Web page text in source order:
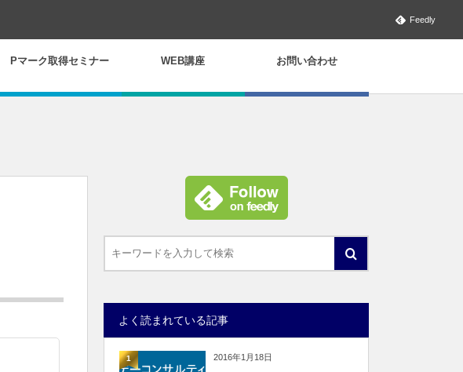
Feedly
Pマーク取得セミナー WEB講座 お問い合わせ
よく読まれている記事
1 2016年1月18日